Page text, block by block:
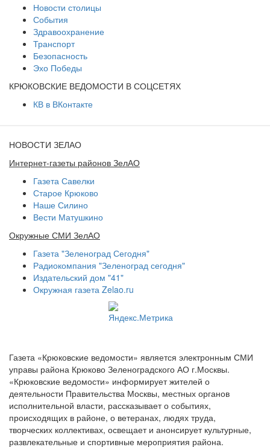
Новости столицы
События
Здравоохранение
Транспорт
Безопасность
Эхо Победы
КРЮКОВСКИЕ ВЕДОМОСТИ В СОЦСЕТЯХ
КВ в ВКонтакте
НОВОСТИ ЗЕЛАО
Интернет-газеты районов ЗелАО
Газета Савелки
Старое Крюково
Наше Силино
Вести Матушкино
Окружные СМИ ЗелАО
Газета "Зеленоград Сегодня"
Радиокомпания "Зеленоград сегодня"
Издательский дом "41"
Окружная газета Zelao.ru
Газета «Крюковские ведомости» является электронным СМИ
управы района Крюково Зеленоградского АО г.Москвы.
«Крюковские ведомости» информирует жителей о
деятельности Правительства Москвы, местных органов
исполнительной власти, рассказывает о событиях,
происходящих в районе, о ветеранах, людях труда,
творческих коллективах, освещает и анонсирует культурные,
развлекательные и спортивные мероприятия района.